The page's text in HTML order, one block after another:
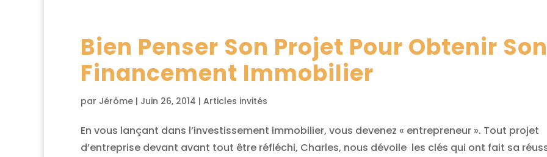
Bien Penser Son Projet Pour Obtenir Son
Financement Immobilier
par Jérôme | Juin 26, 2014 | Articles invités
En vous lançant dans l’investissement immobilier, vous devenez « entrepreneur ». Tout projet
d’entreprise devant avant tout être réfléchi, Charles, nous dévoile les clés qui ont fait sa